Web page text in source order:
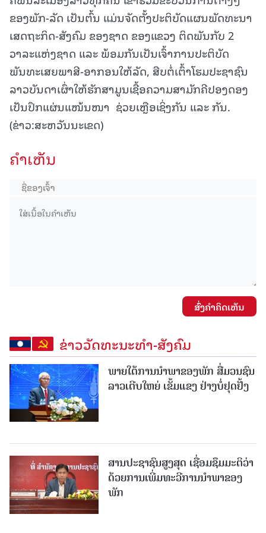
ຂອງພັກ-ລັດ ເປັນຕົ້ນ ແມ່ນຈັດຕັ້ງປະຕິບັດແຜນພັດທະນາ
ເສດຖະກິດ-ສັງຄົມ ຂອງຊາດ ຂອງແຂວງ ຕິດພັນກັບ 2
ວາລະແຫ່ງຊາດ ແລະ ພ້ອມກັນເປັນເຈົ້າການປະຕິບັດ
ພັນທະເສຍພາສີ-ອາກອນໃຫ້ລັດ, ສືບຕໍ່ເຕົ້າໂຮມປະຊາຊົນ
ລາວບັນດາເຜົ່າໃຫ້ຮັກສາມູນເຊື້ອຄວາມສາມັກຄີປອງດອງ
ເປັນປຶກແຜ່ນແໜ້ນໜາ ຊ່ວຍເຫຼືອເຊິ່ງກັນ ແລະ ກັນ.
(ຂ່າວ:ສະຫວັນນະເຂດ)
ຄໍາເຫັນ
ສົ່ງຄໍາຄິດເຫັນ
ຂ່າວວັດທະນະທຳ-ສັງຄົມ
ພາຍໃຕ້ການນໍາພາຂອງພັກ ສື່ມວນຊົນ
ລາວເຕີບໃຫຍ່ ເຂັ້ມແຂງ ຢ່າງບໍ່ຢຸດຢັ້ງ
ສານປະຊາຊົນສູງສຸດ ເຊື່ອມຊຶມມະຕິວ່າ
ດ້ວຍການເພີ່ມທະວີການນຳພາຂອງ
ພັກ